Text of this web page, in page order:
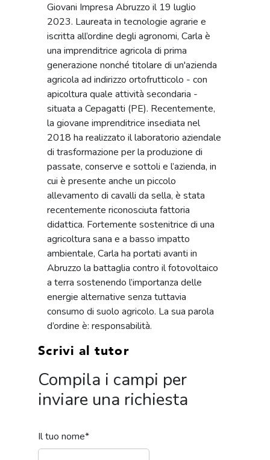
Giovani Impresa Abruzzo il 19 luglio
2023. Laureata in tecnologie agrarie e
iscritta all’ordine degli agronomi, Carla è
una imprenditrice agricola di prima
generazione nonché titolare di un'azienda
agricola ad indirizzo ortofrutticolo - con
apicoltura quale attività secondaria -
situata a Cepagatti (PE). Recentemente,
la giovane imprenditrice insediata nel
2018 ha realizzato il laboratorio aziendale
di trasformazione per la produzione di
passate, conserve e sottoli e l’azienda, in
cui è presente anche un piccolo
allevamento di cavalli da sella, è stata
recentemente riconosciuta fattoria
didattica. Fortemente sostenitrice di una
agricoltura sana e a basso impatto
ambientale, Carla ha portati avanti in
Abruzzo la battaglia contro il fotovoltaico
a terra sostenendo l’importanza delle
energie alternative senza tuttavia
consumo di suolo agricolo. La sua parola
d’ordine è: responsabilità.
Scrivi al tutor
Compila i campi per
inviare una richiesta
Il tuo nome*